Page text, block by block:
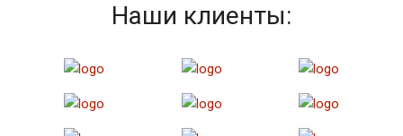
Наши клиенты: